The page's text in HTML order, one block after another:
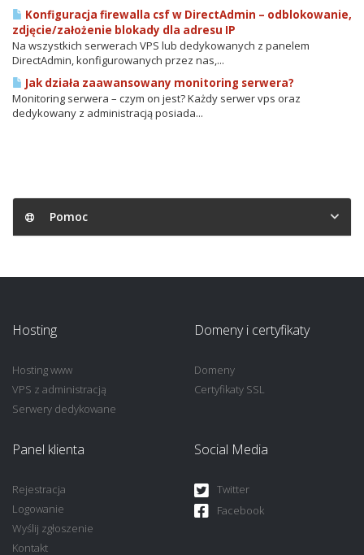
Konfiguracja firewalla csf w DirectAdmin – odblokowanie,
zdjęcie/założenie blokady dla adresu IP
Na wszystkich serwerach VPS lub dedykowanych z panelem
DirectAdmin, konfigurowanych przez nas,...
Jak działa zaawansowany monitoring serwera?
Monitoring serwera – czym on jest? Każdy serwer vps oraz
dedykowany z administracją posiada...
Pomoc
Hosting
Hosting www
VPS z administracją
Serwery dedykowane
Domeny i certyfikaty
Domeny
Certyfikaty SSL
Panel klienta
Rejestracja
Logowanie
Wyślij zgłoszenie
Kontakt
Social Media
Twitter
Facebook